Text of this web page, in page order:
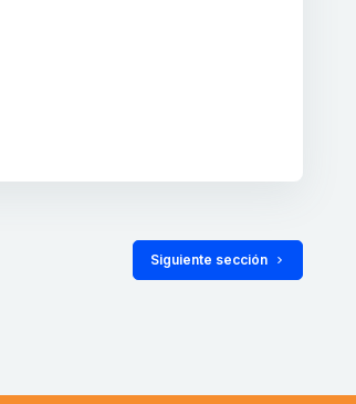
Siguiente sección